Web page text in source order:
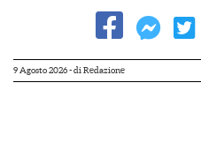
9 Agosto 2026- di Redazione